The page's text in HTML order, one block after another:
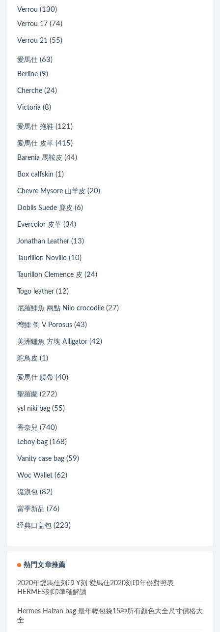
Verrou (130)
Verrou 17 (74)
Verrou 21 (55)
愛馬仕 (63)
Berline (9)
Cherche (24)
Victoria (8)
愛馬仕 拖鞋 (121)
愛馬仕 皮革 (415)
Barenia 馬鞍皮 (44)
Box calfskin (1)
Chevre Mysore 山羊皮 (20)
Doblis Suede 麂皮 (6)
Evercolor 皮革 (34)
Jonathan Leather (13)
Taurillion Novillo (10)
Taurillon Clemence 皮 (24)
Togo leather (12)
尼羅鱷魚 兩點 Nilo crocodile (27)
灣鱷 倒 V Porosus (43)
美洲鱷魚 方塊 Alligator (42)
鴕鳥皮 (1)
愛馬仕 腰帶 (40)
聖羅蘭 (272)
ysl niki bag (55)
香奈兒 (740)
Leboy bag (168)
Vanity case bag (59)
Woc Wallet (62)
流浪包 (82)
當季新品 (76)
经典口盖包 (223)
熱門文章推薦
2020年愛馬仕刻印 Y刻 愛馬仕2020刻印年份對照表
HERMES刻印準確解讀
Hermes Halzan bag 最年輕包袋15种所有顏色大全尺寸價格大
全